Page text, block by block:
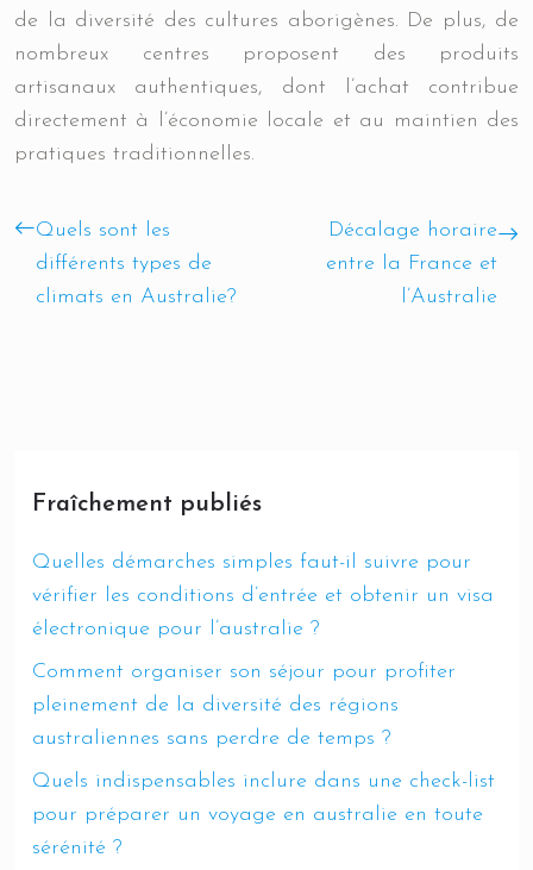
de la diversité des cultures aborigènes. De plus, de
nombreux centres proposent des produits
artisanaux authentiques, dont l’achat contribue
directement à l’économie locale et au maintien des
pratiques traditionnelles.
Quels sont les
différents types de
climats en Australie?
Décalage horaire
entre la France et
l’Australie
Fraîchement publiés
Quelles démarches simples faut-il suivre pour
vérifier les conditions d’entrée et obtenir un visa
électronique pour l’australie ?
Comment organiser son séjour pour profiter
pleinement de la diversité des régions
australiennes sans perdre de temps ?
Quels indispensables inclure dans une check-list
pour préparer un voyage en australie en toute
sérénité ?